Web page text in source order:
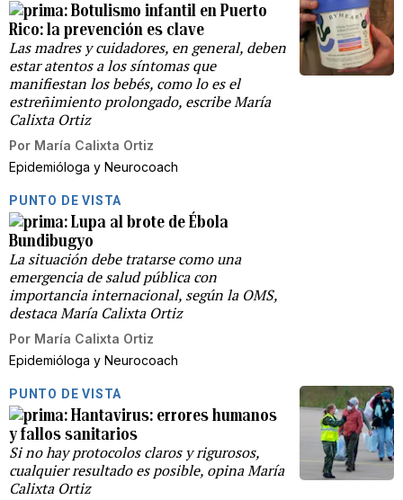
Botulismo infantil en Puerto
Rico: la prevención es clave
Las madres y cuidadores, en general, deben
estar atentos a los síntomas que
manifiestan los bebés, como lo es el
estreñimiento prolongado, escribe María
Calixta Ortiz
Por María Calixta Ortiz
Epidemióloga y Neurocoach
PUNTO DE VISTA
Lupa al brote de Ébola
Bundibugyo
La situación debe tratarse como una
emergencia de salud pública con
importancia internacional, según la OMS,
destaca María Calixta Ortiz
Por María Calixta Ortiz
Epidemióloga y Neurocoach
PUNTO DE VISTA
Hantavirus: errores humanos
y fallos sanitarios
Si no hay protocolos claros y rigurosos,
cualquier resultado es posible, opina María
Calixta Ortiz